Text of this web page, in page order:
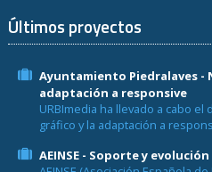
Últimos proyectos
Ayuntamiento Piedralaves -
adaptación a responsive
URBImedia ha llevado a cabo
gráfico y la adaptación a
AEINSE - Soporte y